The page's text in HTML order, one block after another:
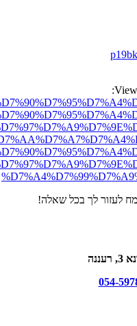
לעזור לך בכל שאלה!
054-